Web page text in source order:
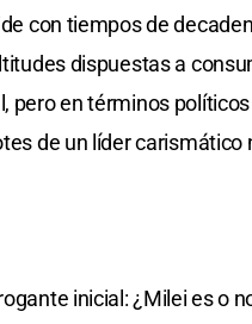
con tiempos de
dispuestas a
pero en términos
de un líder
inicial: ¿Milei es o